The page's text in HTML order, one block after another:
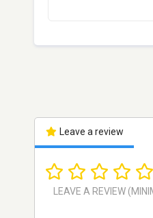
Leave a review